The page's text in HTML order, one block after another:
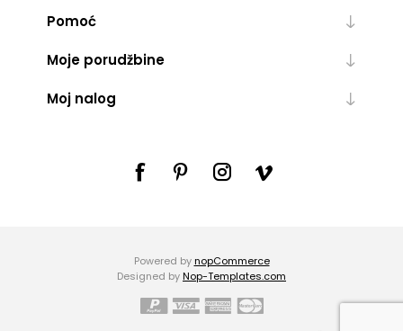
Pomoć
Moje porudžbine
Moj nalog
Powered by nopCommerce
Designed by Nop-Templates.com